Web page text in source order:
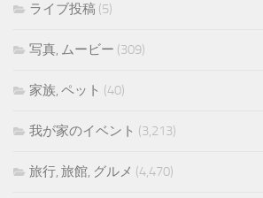
ライブ投稿 (5)
写真, ムービー (309)
家族, ペット (40)
我が家のイベント (3,213)
旅行, 旅館, グルメ (4,470)